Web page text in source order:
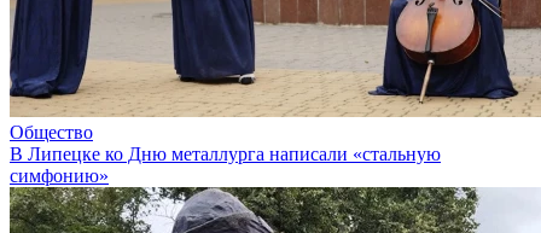
Общество
В Липецке ко Дню металлурга написали «стальную
симфонию»